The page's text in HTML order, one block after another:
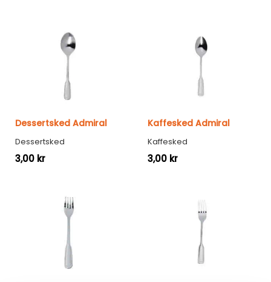
Dessertsked Admiral
Dessertsked
3,00 kr
Kaffesked Admiral
Kaffesked
3,00 kr